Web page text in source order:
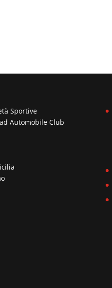
Sportive
Automobile Club